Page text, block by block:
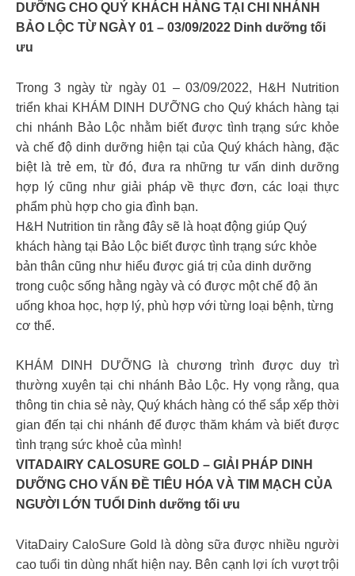
DƯỠNG CHO QUÝ KHÁCH HÀNG TẠI CHI NHÁNH
BẢO LỘC TỪ NGÀY 01 – 03/09/2022 Dinh dưỡng tối
ưu
Trong 3 ngày từ ngày 01 – 03/09/2022, H&H Nutrition
triển khai KHÁM DINH DƯỠNG cho Quý khách hàng tại
chi nhánh Bảo Lộc nhằm biết được tình trạng sức khỏe
và chế độ dinh dưỡng hiện tại của Quý khách hàng, đặc
biệt là trẻ em, từ đó, đưa ra những tư vấn dinh dưỡng
hợp lý cũng như giải pháp về thực đơn, các loại thực
phẩm phù hợp cho gia đình bạn.
H&H Nutrition tin rằng đây sẽ là hoạt động giúp Quý
khách hàng tại Bảo Lộc biết được tình trạng sức khỏe
bản thân cũng như hiểu được giá trị của dinh dưỡng
trong cuộc sống hằng ngày và có được một chế độ ăn
uống khoa học, hợp lý, phù hợp với từng loại bệnh, từng
cơ thể.
KHÁM DINH DƯỠNG là chương trình được duy trì
thường xuyên tại chi nhánh Bảo Lộc. Hy vọng rằng, qua
thông tin chia sẻ này, Quý khách hàng có thể sắp xếp thời
gian đến tại chi nhánh để được thăm khám và biết được
tình trạng sức khoẻ của mình!
VITADAIRY CALOSURE GOLD – GIẢI PHÁP DINH
DƯỠNG CHO VẤN ĐỀ TIÊU HÓA VÀ TIM MẠCH CỦA
NGƯỜI LỚN TUỔI Dinh dưỡng tối ưu
VitaDairy CaloSure Gold là dòng sữa được nhiều người
cao tuổi tin dùng nhất hiện nay. Bên cạnh lợi ích vượt trội